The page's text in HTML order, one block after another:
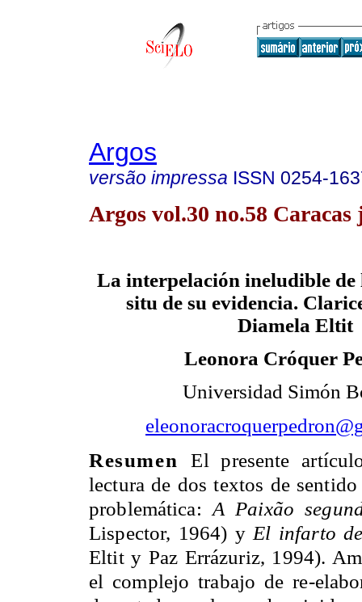
Argos
versão impressa ISSN 0254-
Argos vol.30 no.58 Caracas
La interpelación ineludible de
situ de su evidencia.
Diamela Eltit
Leonora Cróquer
Universidad Simón
ResumenEl presente
lectura de dos textos de
problemática: A Paixão
Lispector, 1964) y El infarto
Eltit y Paz Errázuriz, 1994).
el complejo trabajo de re-